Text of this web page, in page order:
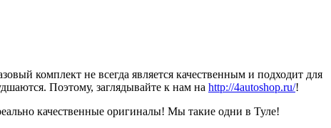
комплект не всегда является качественным и подходит для
Поэтому, заглядывайте к нам на http://4autoshop.ru/!
качественные оригиналы! Мы такие одни в Туле!